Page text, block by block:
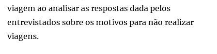
viagem ao analisar as respostas dada pelos
entrevistados sobre os motivos para não realizar
viagens.